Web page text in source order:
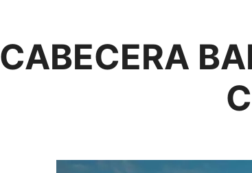
CABECERA